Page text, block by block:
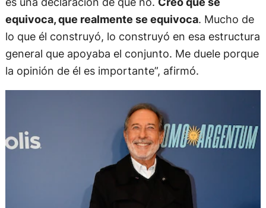
equivoca, que realmente se equivoca. Mucho de
lo que él construyó, lo construyó en esa estructura
general que apoyaba el conjunto. Me duele porque
la opinión de él es importante”, afirmó.